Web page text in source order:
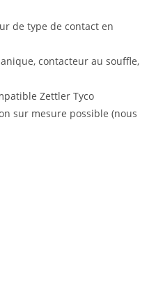
de type de contact en
contacteur au souffle,
Zettler Tyco
sur mesure possible (nous